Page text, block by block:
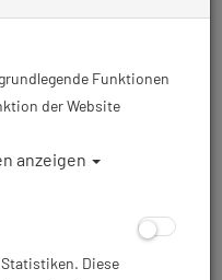
Funktionen
der Website
anzeigen
Diese